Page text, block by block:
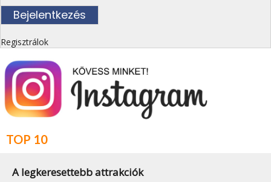
Regisztrálok
TOP 10
A legkeresettebb attrakciók